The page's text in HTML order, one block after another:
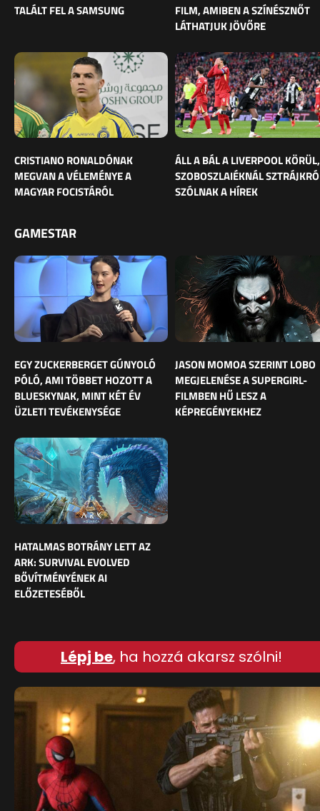
TALÁLT FEL A SAMSUNG
FILM, AMIBEN A SZÍNÉSZNŐT
LÁTHATJUK JÖVŐRE
CRISTIANO RONALDÓNAK
MEGVAN A VÉLEMÉNYE A
MAGYAR FOCISTÁRÓL
ÁLL A BÁL A LIVERPOOL KÖRÜL,
SZOBOSZLAIÉKNÁL
SZÓLNAK A HÍREK
GAMESTAR
EGY ZUCKERBERGET GÚNYOLÓ
PÓLÓ, AMI TÖBBET HOZOTT A
BLUESKYNAK, MINT KÉT ÉV
ÜZLETI TEVÉKENYSÉGE
JASON MOMOA SZERINT LOBO
MEGJELENÉSE A SUPERGIRL-
FILMBEN HŰ LESZ A
KÉPREGÉNYEKHEZ
HATALMAS BOTRÁNY LETT AZ
ARK: SURVIVAL EVOLVED
BŐVÍTMÉNYÉNEK AI
ELŐZETESÉBŐL
Lépj be, ha hozzá akarsz szólni!